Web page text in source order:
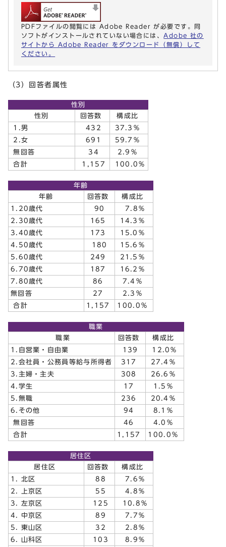
PDFファイルの閲覧には Adobe Reader が必要です。同
ソフトがインストールされていない場合には、 Adobe 社の
サイトから Adobe Reader をダウンロード（無償）して
ください。
（3）回答者属性
性別
性別
回答数
構成比
1.男
432
37.3％
2.女
691
59.7％
無回答
34
2.9％
合計
1,157 100.0％
年齢
年齢
回答数
構成比
1.20歳代
90
7.8％
2.30歳代
165
14.3％
3.40歳代
173
15.0％
4.50歳代
180
15.6％
5.60歳代
249
21.5％
6.70歳代
187
16.2％
7.80歳代
86
7.4％
無回答
27
2.3％
合計
1,157 100.0％
職業
職業
回答数
構成比
1.自営業・自由業
139
12.0％
2.会社員・公務員等給与所得者
317
27.4％
3.主婦・主夫
308
26.6％
4.学生
17
1.5％
5.無職
236
20.4％
6.その他
94
8.1％
無回答
46
4.0％
合計
1,157 100.0％
居住区
居住区
回答数
構成比
1. 北区
88
7.6％
2. 上京区
55
4.8％
3. 左京区
125
10.8％
4. 中京区
89
7.7％
5. 東山区
32
2.8％
6. 山科区
103
8.9％